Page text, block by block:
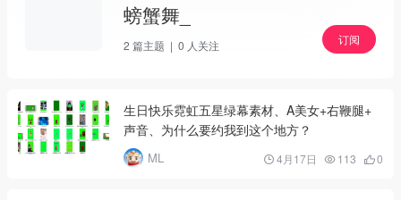
螃蟹舞_
2 篇主题 | 0 人关注 订阅
生日快乐霓虹五星绿幕素材、A美女+右鞭腿+
声音、为什么要约我到这个地方？
ML 4月17日 113 0